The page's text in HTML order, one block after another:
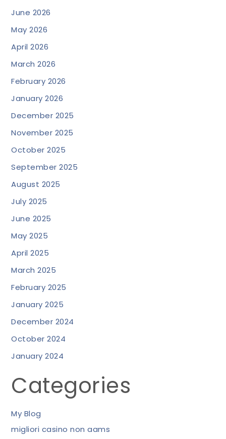
June 2026
May 2026
April 2026
March 2026
February 2026
January 2026
December 2025
November 2025
October 2025
September 2025
August 2025
July 2025
June 2025
May 2025
April 2025
March 2025
February 2025
January 2025
December 2024
October 2024
January 2024
Categories
My Blog
migliori casino non aams